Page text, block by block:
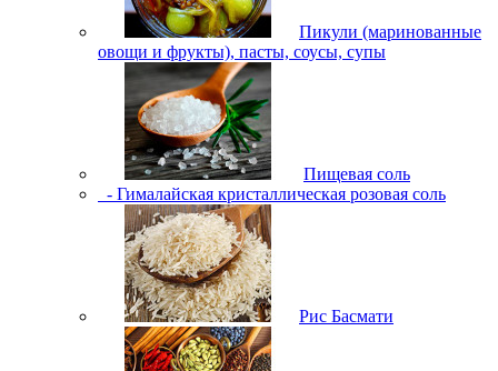
Пикули (маринованные
овощи и фрукты), пасты, соусы, супы
Пищевая соль
- Гималайская кристаллическая розовая соль
Рис Басмати